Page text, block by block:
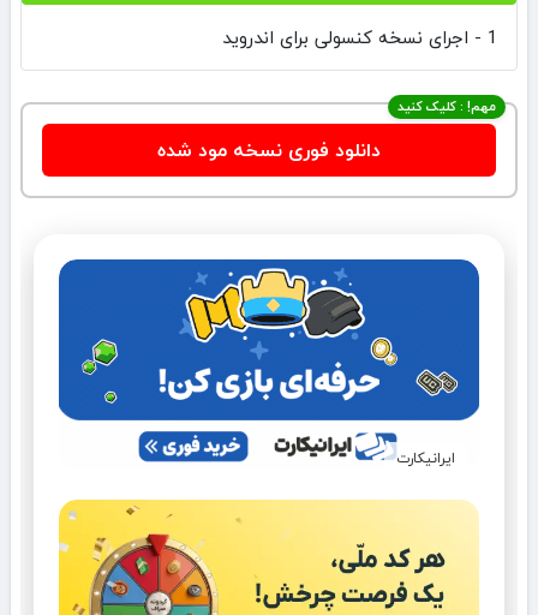
1 - اجرای نسخه کنسولی برای اندروید
مهم! : کلیک کنید
دانلود فوری نسخه مود شده
ایرانیکارت